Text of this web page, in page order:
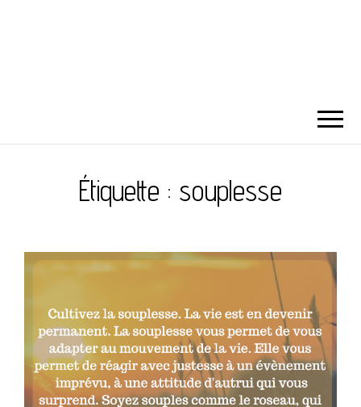
Étiquette : souplesse